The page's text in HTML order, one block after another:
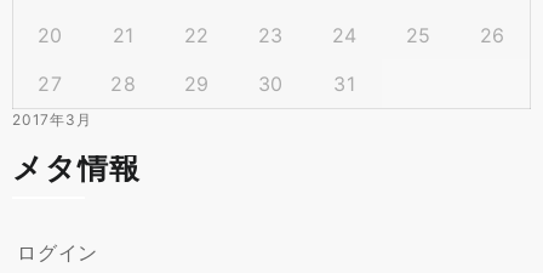
2017年3月
20
21 22 23 24 25
26
27
28 29 30 31
メタ情報
ログイン